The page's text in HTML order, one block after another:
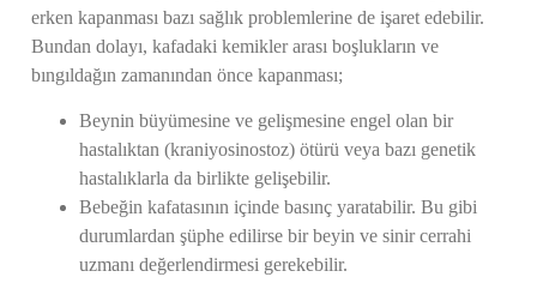
erken kapanması bazı sağlık problemlerine de işaret edebilir.
Bundan dolayı, kafadaki kemikler arası boşlukların ve
bıngıldağın zamanından önce kapanması;
Beynin büyümesine ve gelişmesine engel olan bir
hastalıktan (kraniyosinostoz) ötürü veya bazı genetik
hastalıklarla da birlikte gelişebilir.
Bebeğin kafatasının içinde basınç yaratabilir. Bu gibi
durumlardan şüphe edilirse bir beyin ve sinir cerrahi
uzmanı değerlendirmesi gerekebilir.